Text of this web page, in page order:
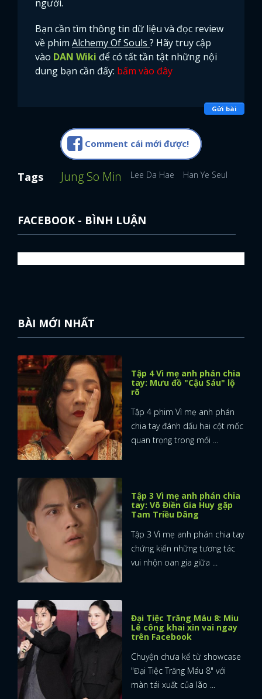
FACEBOOK GOOGLE
người.
Bạn cần tìm thông tin dữ liệu và đọc review
về phim Alchemy Of Souls ? Hãy truy cập
vào DAN Wiki để có tất tần tật những nội
dung bạn cần đấy: bấm vào đây
Gửi bài
Comment cái mới được!
Tags Jung So Min Lee Da Hae Han Ye Seul
FACEBOOK - BÌNH LUẬN
BÀI MỚI NHẤT
Tập 4 Vì mẹ anh phán chia
tay: Mưu đồ "Cậu Sáu" lộ
rõ
Tập 4 phim Vì mẹ anh phán
chia tay đánh dấu hai cột mốc
quan trọng trong mối ...
Tập 3 Vì mẹ anh phán chia
tay: Võ Điền Gia Huy gặp
Tam Triều Dâng
Tập 3 Vì mẹ anh phán chia tay
chứng kiến những tương tác
vui nhộn oan gia giữa ...
Đại Tiệc Trăng Máu 8: Miu
Lê công khai xin vai ngay
trên Facebook
Chuyện chưa kể từ showcase
"Đại Tiệc Trăng Máu 8" với
màn tái xuất của lão ...